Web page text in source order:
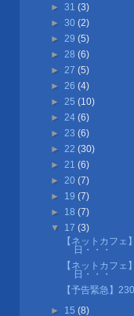
► 31 (3)
► 30 (2)
► 29 (5)
► 28 (6)
► 27 (5)
► 26 (4)
► 25 (10)
► 24 (6)
► 23 (6)
► 22 (30)
► 21 (6)
► 20 (7)
► 19 (7)
► 18 (7)
▼ 17 (3)
【ネットカフ
日・・・
【ネットカフ
日・・・
【予告緊急】
► 15 (8)